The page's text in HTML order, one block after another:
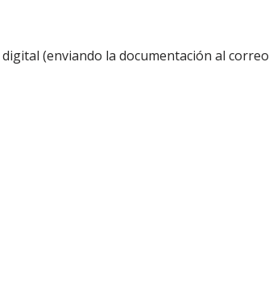
(enviando la documentación al correo